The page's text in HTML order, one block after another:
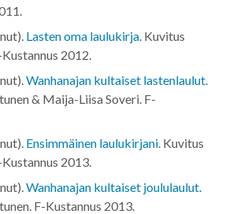
.
Lasten oma laulukirja. Kuvitus
2012.
Wanhanajan kultaiset lastenlaulut.
& Maija-Liisa Soveri. F-
Ensimmäinen laulukirjani. Kuvitus
2013.
Wanhanajan kultaiset joululaulut.
F-Kustannus 2013.